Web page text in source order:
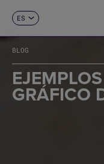
ES
FR
DE
IT
PT
BLOG
GRÁFICO